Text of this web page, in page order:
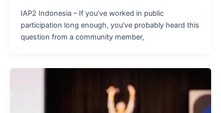
IAP2 Indonesia – If you’ve worked in public
participation long enough, you’ve probably heard this
question from a community member,